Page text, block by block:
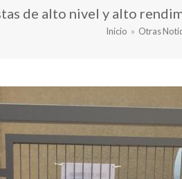
de alto nivel y alto
Inicio » Otras